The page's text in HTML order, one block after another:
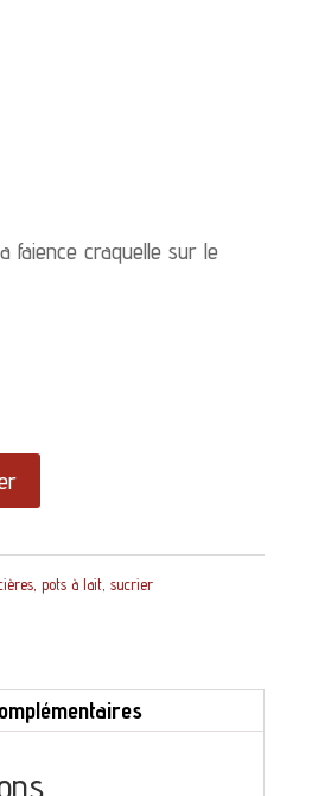
faience craquelle sur le
pots à lait, sucrier